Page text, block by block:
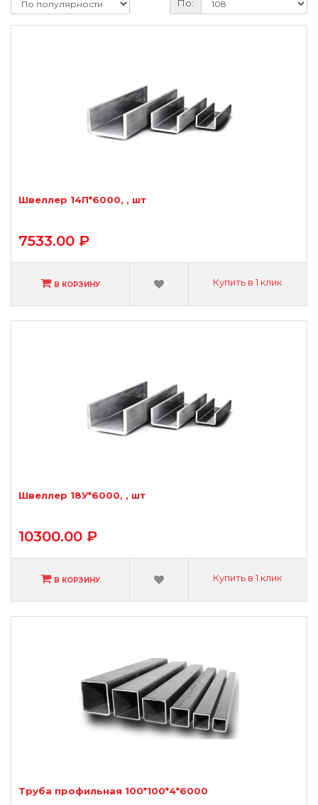
По:
Швеллер 14П*6000, , шт
7533.00 ₽
В КОРЗИНУ Купить в 1 клик
Швеллер 18У*6000, , шт
10300.00 ₽
В КОРЗИНУ Купить в 1 клик
Труба профильная 100*100*4*6000